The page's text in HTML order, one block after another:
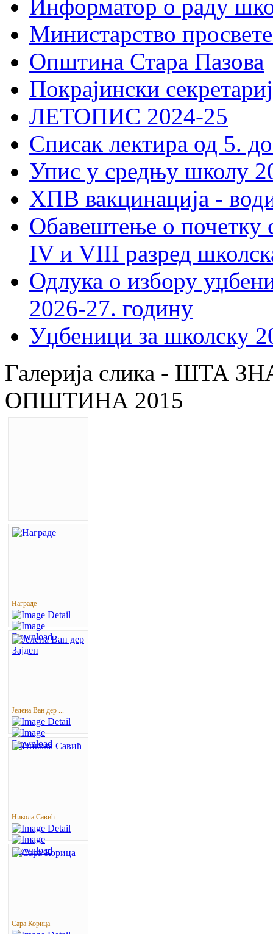
Информатор о раду
Министарство
Општина Стара Пазова
Покрајински
ЛЕТОПИС 2024-25
Списак лектира од 5.
Упис у средњу школу
ХПВ вакцинација -
Обавештење о почетку
IV и VIII разред
Одлука о избору
2026-27. годину
Уџбеници за школску
Галерија слика - ШТА
ОПШТИНА 2015
Награде
Јелена Ван дер ...
Никола Савић
Сара Корица